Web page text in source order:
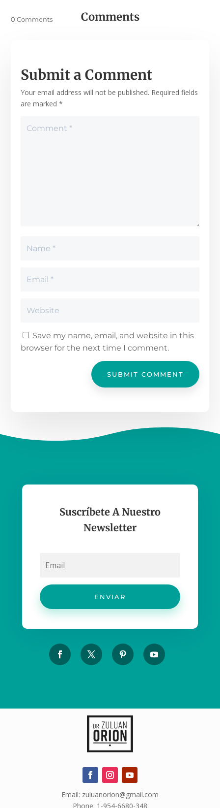
Comments
0 Comments
Submit a Comment
Your email address will not be published. Required fields
are marked*
Save my name, email, and website in this
browser for the next time I comment.
SUBMIT COMMENT
Suscríbete A Nuestro
Newsletter
ENVIAR
Email: zuluanorion@gmail.com
Phone: 1-954-6680-348